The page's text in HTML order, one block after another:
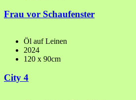
Frau vor Schaufenster
Öl auf Leinen
2024
120 x 90cm
City 4